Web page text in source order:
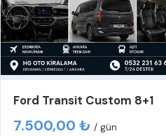
Ford Transit Custom 8+1
7.500,00 ₺ / gün